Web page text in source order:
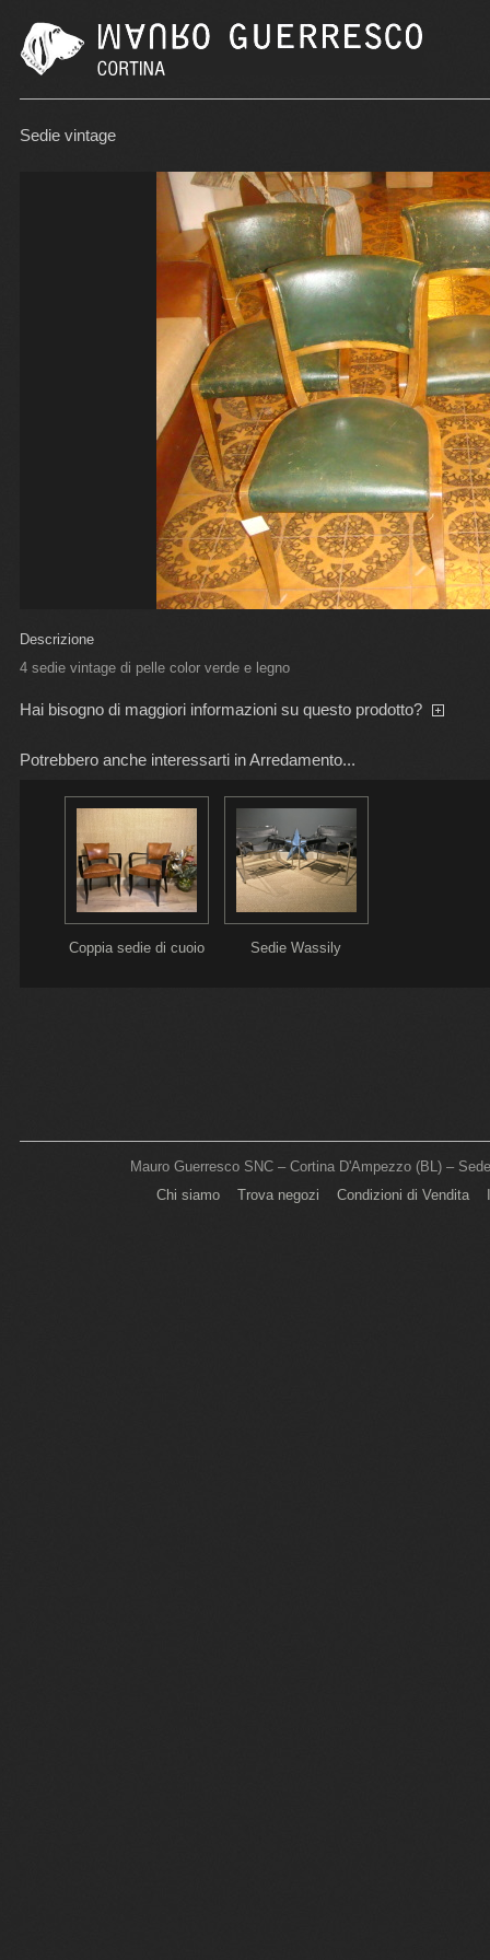
Sedie vintage
Descrizione
4 sedie vintage di pelle color verde e legno
Hai bisogno di maggiori informazioni su questo prodotto?
Potrebbero anche interessarti in Arredamento...
Coppia sedie di cuoio Sedie Wassily
Mauro Guerresco SNC – Cortina D'Ampezzo (BL) –
Chi siamo
Trova negozi Condizioni di Vendita